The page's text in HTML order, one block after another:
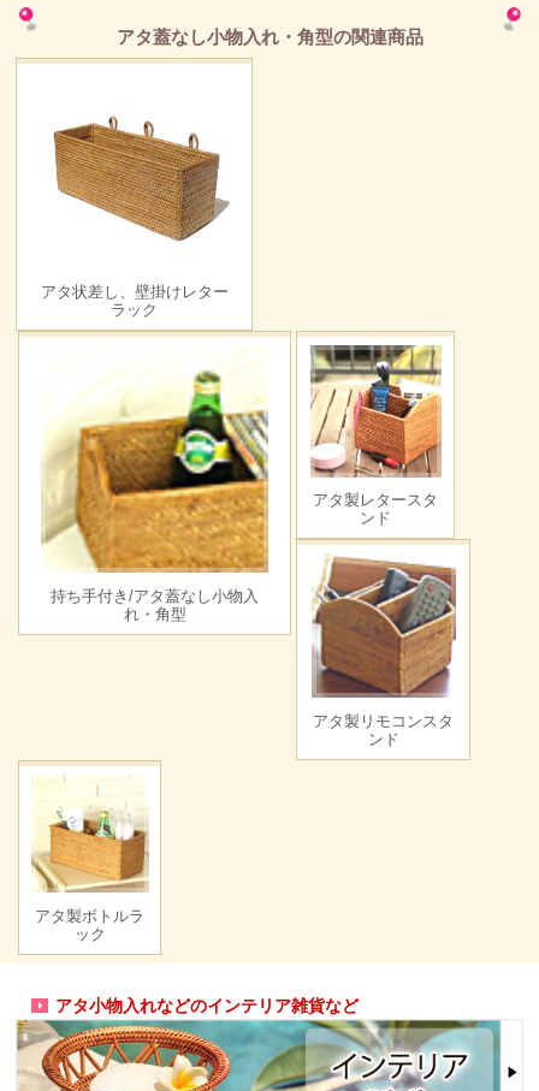
アタ蓋なし小物入れ・角型の関連商品
アタ状差し、壁掛けレター
ラック
持ち手付き/アタ蓋なし小物入
れ・角型
アタ製レタースタ
ンド
アタ製リモコンスタ
ンド
アタ製ボトルラ
ック
アタ小物入れなどのインテリア雑貨など